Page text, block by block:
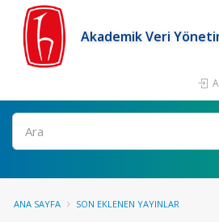
Akademik Veri
Ara
ANA SAYFA SON EKLENEN YAYINLAR